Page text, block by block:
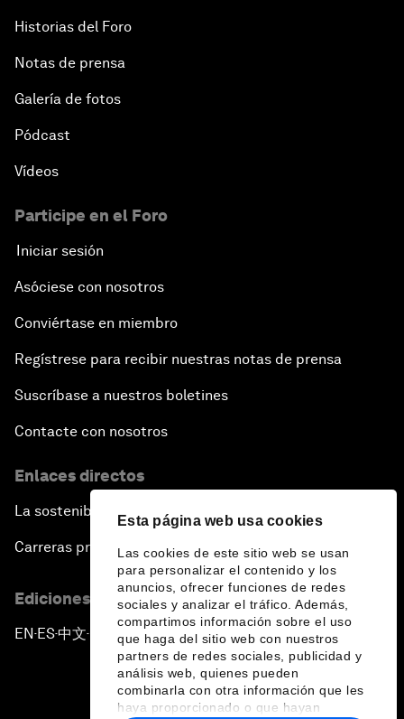
Esta página web usa cookies
Las cookies de este sitio web se usan
para personalizar el contenido y los
anuncios, ofrecer funciones de redes
sociales y analizar el tráfico. Además,
compartimos información sobre el uso
que haga del sitio web con nuestros
partners de redes sociales, publicidad y
análisis web, quienes pueden
combinarla con otra información que les
haya proporcionado o que hayan
Historias del Foro
Notas de prensa
Galería de fotos
Pódcast
Vídeos
Participe en el Foro
Iniciar sesión
Asóciese con nosotros
Conviértase en miembro
Regístrese para recibir nuestras notas de prensa
Suscríbase a nuestros boletines
Contacte con nosotros
Enlaces directos
La sostenibilidad en el Foro
Carreras profesionales
Ediciones en otros idiomas
EN ▪ES▪中文▪ 日本語